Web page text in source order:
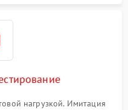
нагрузкой. Имитация